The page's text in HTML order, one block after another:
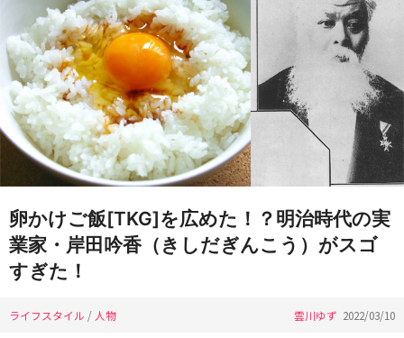
卵かけご飯[TKG]を広めた！？明治時代の実
業家・岸田吟香（きしだぎんこう）がスゴ
すぎた！
ライフスタイル / 人物 雲川ゆず 2022/03/10